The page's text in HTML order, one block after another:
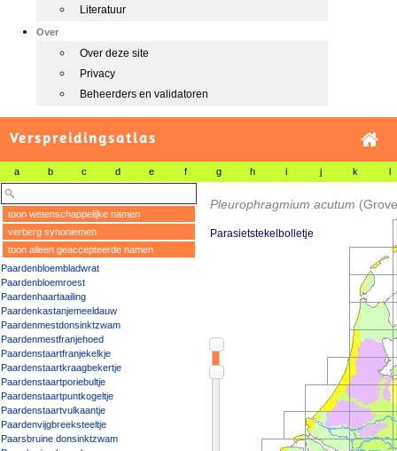
Literatuur
Over
Over deze site
Privacy
Beheerders en validatoren
Verspreidingsatlas
a b c d e f g h i j k l
toon wetenschappelijke namen
verberg synoniemen
toon alleen geaccepteerde namen
Paardenbloembladwrat
Paardenbloemroest
Paardenhaartaailing
Paardenkastanjemeeldauw
Paardenmestdonsinktzwam
Paardenmestfranjehoed
Paardenstaartfranjekelkje
Paardenstaartkraagbekertje
Paardenstaartporiebultje
Paardenstaartpuntkogeltje
Paardenstaartvulkaantje
Paardenvijgbreeksteeltje
Paarsbruine donsinktzwam
Pleurophragmium acutum
Parasietstekelbolletje